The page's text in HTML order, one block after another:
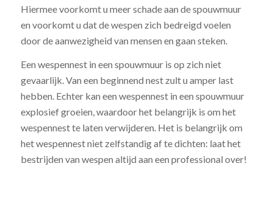
Hiermee voorkomt u meer schade aan de spouwmuur
en voorkomt u dat de wespen zich bedreigd voelen
door de aanwezigheid van mensen en gaan steken.
Een wespennest in een spouwmuur is op zich niet
gevaarlijk. Van een beginnend nest zult u amper last
hebben. Echter kan een wespennest in een spouwmuur
explosief groeien, waardoor het belangrijk is om het
wespennest te laten verwijderen. Het is belangrijk om
het wespennest niet zelfstandig af te dichten: laat het
bestrijden van wespen altijd aan een professional over!